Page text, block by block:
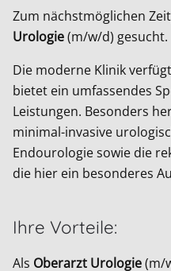
Zum nächstmöglichen
Urologie(m/w/d) gesucht.
Die moderne Klinik
bietet ein umfassendes
Leistungen. Besonders
minimal-invasive
Endourologie sowie die
die hier ein besonderes
Ihre Vorteile:
Als Oberarzt Urologie(m/